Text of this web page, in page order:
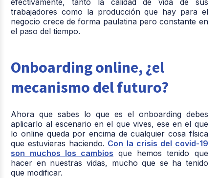
trabajadores como la producción que hay para el
negocio crece de forma paulatina pero constante en
el paso del tiempo.
Onboarding online, ¿el
mecanismo del futuro?
Ahora que sabes lo que es el onboarding debes
aplicarlo al escenario en el que vives, ese en el que
lo online queda por encima de cualquier cosa física
que estuvieras haciendo. Con la crisis del covid-19
son muchos los cambios que hemos tenido que
hacer en nuestras vidas, mucho que se ha tenido
que modificar.